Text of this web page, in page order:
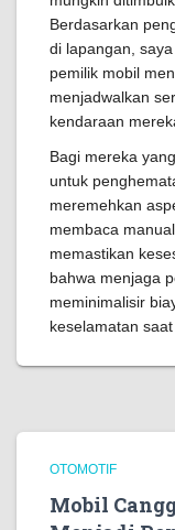
Berdasarkan
di lapangan,
pemilik mobil
menjadwalkan
kendaraan
Bagi mereka
untuk
meremehkan
membaca
memastikan
bahwa menjaga
meminimalisir
keselamatan
OTOMOTIF
Mobil